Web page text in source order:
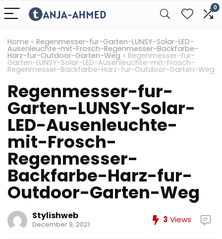
0
Home » Regenmesser-fur-Garten-LUNSY-Solar-LED-
Ausenleuchte-mit-Frosch-Regenmesser-Backfarbe-
Harz-fur-Outdoor-Garten-Weg » Regenmesser-fur-
Garten-LUNSY-Solar-LED-Ausenleuchte-mit-Frosch-
Regenmesser-Backfarbe-Harz-fur-Outdoor-Garten-Weg
Regenmesser-fur-
Garten-LUNSY-Solar-
LED-Ausenleuchte-
mit-Frosch-
Regenmesser-
Backfarbe-Harz-fur-
Outdoor-Garten-Weg
Stylishweb
December 9, 2021 3 Views